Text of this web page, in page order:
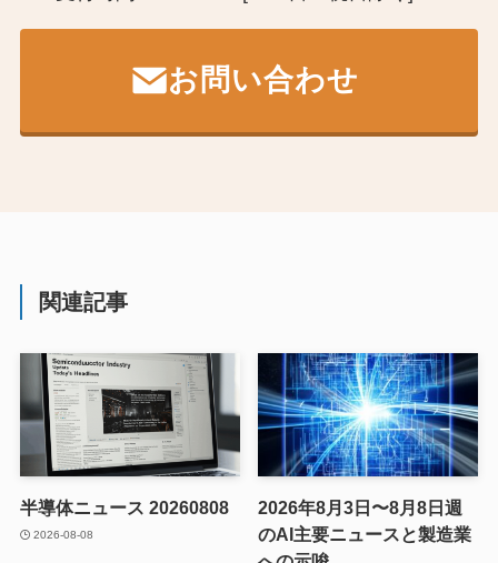
お問い合わせ
関連記事
半導体ニュース 20260808
2026-08-08
2026年8月3日〜8月8日週
のAI主要ニュースと製造業